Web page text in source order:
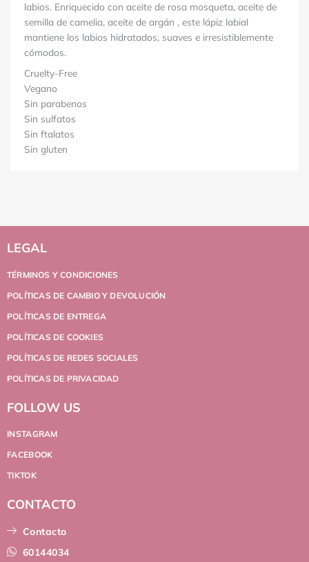
labios. Enriquecido con aceite de rosa mosqueta, aceite de
semilla de camelia, aceite de argán , este lápiz labial
mantiene los labios hidratados, suaves e irresistiblemente
cómodos.
Cruelty-Free
Vegano
Sin parabenos
Sin sulfatos
Sin ftalatos
Sin gluten
LEGAL
TÉRMINOS Y CONDICIONES
POLÍTICAS DE CAMBIO Y DEVOLUCIÓN
POLÍTICAS DE ENTREGA
POLÍTICAS DE COOKIES
POLÍTICAS DE REDES SOCIALES
POLÍTICAS DE PRIVACIDAD
FOLLOW US
INSTAGRAM
FACEBOOK
TIKTOK
CONTACTO
Contacto
60144034